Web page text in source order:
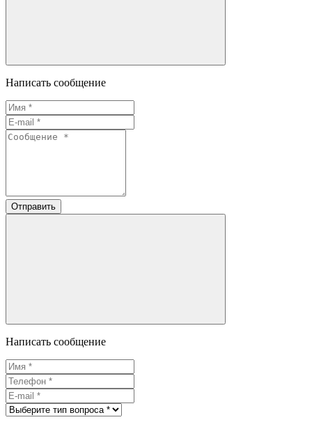
Написать сообщение
Отправить
Написать сообщение